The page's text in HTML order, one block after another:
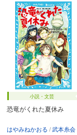
小説・文芸
恐竜がくれた夏休み
はやみねかおる 武本糸会